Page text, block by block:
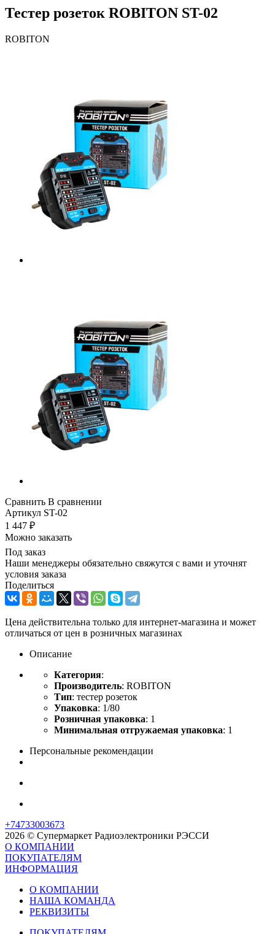
Тестер розеток ROBITON ST-02
ROBITON
Сравнить В сравнении
Артикул ST-02
1 447 ₽
Можно заказать
Под заказ
Наши менеджеры обязательно свяжутся с вами и уточнят
условия заказа
Поделиться
Цена действительна только для интернет-магазина и может
отличаться от цен в розничных магазинах
Описание
Категория:
Производитель: ROBITON
Тип: тестер розеток
Упаковка: 1/80
Розничная упаковка: 1
Минимальная отгружаемая упаковка: 1
Персональные рекомендации
+74733003673
2026 © Супермаркет Радиоэлектроники РЭССИ
О КОМПАНИИ
ПОКУПАТЕЛЯМ
ИНФОРМАЦИЯ
О КОМПАНИИ
НАША КОМАНДА
РЕКВИЗИТЫ